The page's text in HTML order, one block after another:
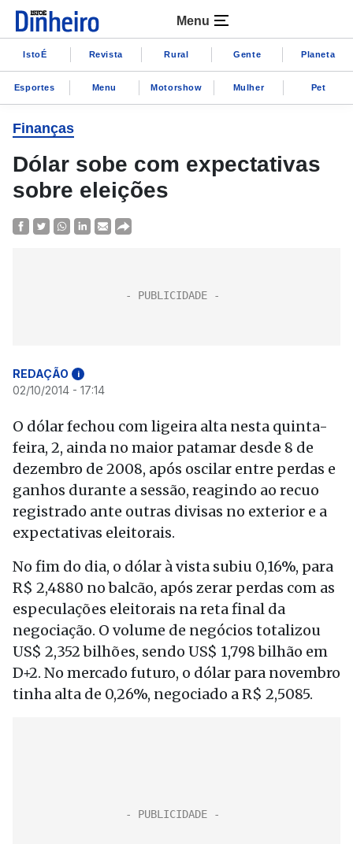
Menu
IstoÉ Revista Rural Gente Planeta
Esportes Menu Motorshow Mulher Pet
Finanças
Dólar sobe com expectativas
sobre eleições
REDAÇÃO i
02/10/2014 - 17:14
O dólar fechou com ligeira alta nesta quinta-
feira, 2, ainda no maior patamar desde 8 de
dezembro de 2008, após oscilar entre perdas e
ganhos durante a sessão, reagindo ao recuo
registrado ante outras divisas no exterior e a
expectativas eleitorais.
No fim do dia, o dólar à vista subiu 0,16%, para
R$ 2,4880 no balcão, após zerar perdas com as
especulações eleitorais na reta final da
negociação. O volume de negócios totalizou
US$ 2,352 bilhões, sendo US$ 1,798 bilhão em
D+2. No mercado futuro, o dólar para novembro
tinha alta de 0,26%, negociado a R$ 2,5085.